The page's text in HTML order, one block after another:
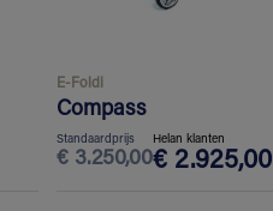
E-Foldi
Compass
Standaardprijs
€ 3.250,00
Helan klanten
€ 2.925,00